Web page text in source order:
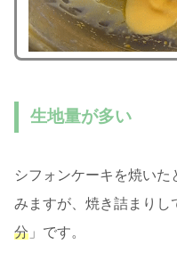
生地量が多い
シフォンケーキを焼い
みますが、焼き詰まりし
分 」です。